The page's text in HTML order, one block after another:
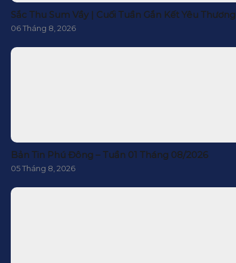
Sắc Thu Sum Vầy | Cuối Tuần Gắn Kết Yêu Thương
06 Tháng 8, 2026
Bản Tin Phú Đông – Tuần 01 Tháng 08/2026
05 Tháng 8, 2026